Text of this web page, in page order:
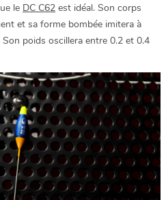
le DC C62 est idéal. Son corps
et sa forme bombée imitera à
Son poids oscillera entre 0.2 et 0.4